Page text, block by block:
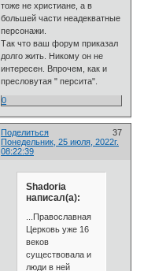
тоже не христиане, а в
большей части неадекватные
персонажи.
Так что ваш форум приказал
долго жить. Никому он не
интересен. Впрочем, как и
пресловутая " персита".
0
Поделиться
37
Понедельник, 25 июля, 2022г.
08:22:39
Shadoria
написал(а):
...Православная
Церковь уже 16
веков
существовала и
люди в ней